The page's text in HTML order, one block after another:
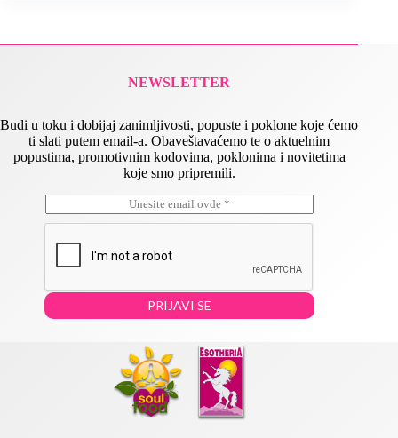
NEWSLETTER
Budi u toku i dobijaj zanimljivosti, popuste i poklone koje ćemo
ti slati putem email-a. Obaveštavaćemo te o aktuelnim
popustima, promotivnim kodovima, poklonima i novitetima
koje smo pripremili.
E
E
a
m
PRIJAVI SE